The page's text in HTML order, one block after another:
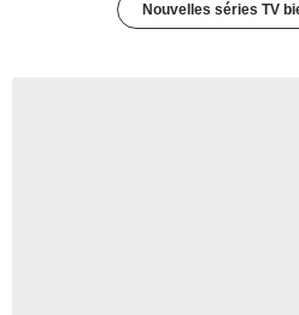
Nouvelles séries TV